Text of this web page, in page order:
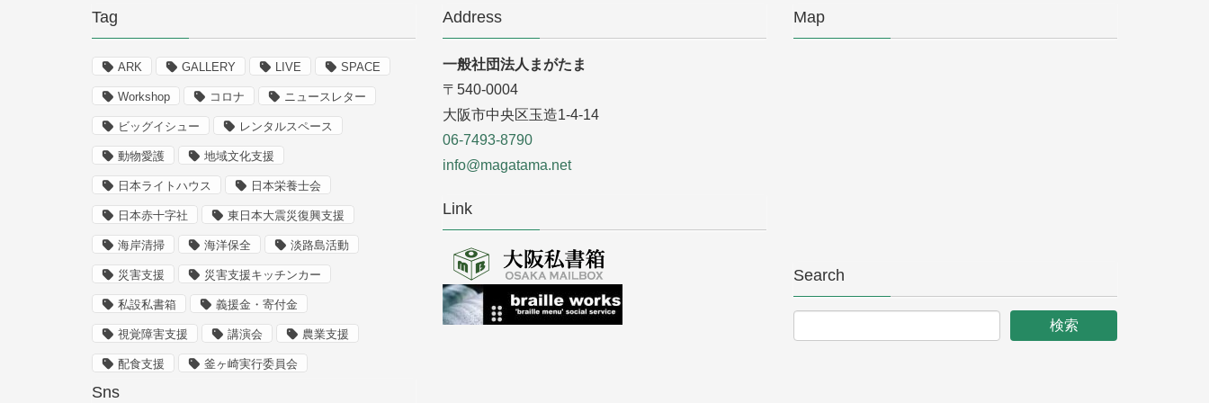
Tag
ARK GALLERY LIVE SPACE
Workshop コロナ ニュースレター
ビッグイシュー レンタルスペース
動物愛護 地域文化支援
日本ライトハウス 日本栄養士会
日本赤十字社 東日本大震災復興支援
海岸清掃 海洋保全 淡路島活動
災害支援 災害支援キッチンカー
私設私書箱 義援金・寄付金
視覚障害支援 講演会 農業支援
配食支援 釜ヶ崎実行委員会
Sns
Address
一般社団法人まがたま
〒540-0004
大阪市中央区玉造1-4-14
06-7493-8790
info@magatama.net
Link
Map
Search